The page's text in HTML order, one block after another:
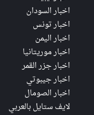
اخبار السودان
اخبار تونس
اخبار اليمن
اخبار موريتانيا
اخبار جزر القمر
اخبار جيبوتي
اخبار الصومال
لايف ستايل بالعربي